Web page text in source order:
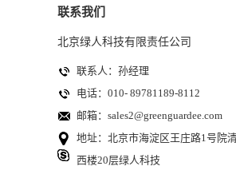
联系我们
北京绿人科技有限责任公司
联系人：孙经理
电话：010- 89781189-8112
邮箱： sales2@greenguardee.com
地址：北京市海淀区王庄路1号院
西楼20层绿人科技